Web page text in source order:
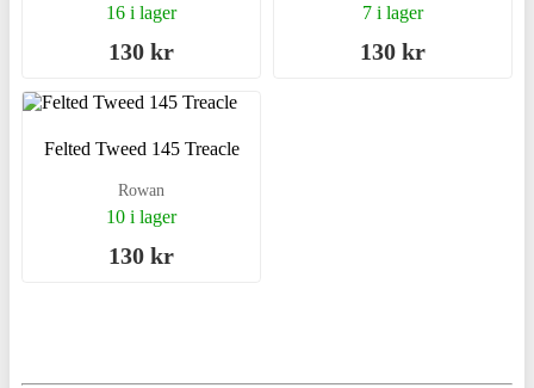
16 i lager
130 kr
7 i lager
130 kr
Felted Tweed 145 Treacle
Rowan
10 i lager
130 kr